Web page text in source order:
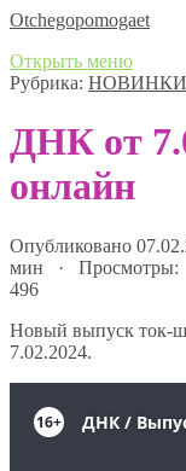
Оtchegopomogaet
Открыть меню
Рубрика: НОВИНКИ
ДНК от
онлайн
Опубликовано
мин · Просмотры:
496
Новый выпуск ток-
7.02.2024.